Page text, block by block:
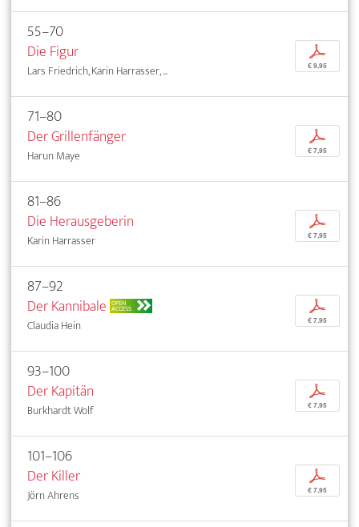
55–70
Die Figur
Lars Friedrich, Karin Harrasser, ...
p
€ 9,95
71–80
Der Grillenfänger
Harun Maye
p
€ 7,95
81–86
Die Herausgeberin
Karin Harrasser
p
€ 7,95
87–92
Der Kannibale OPEN
ACCESS
Claudia Hein
p
€ 7,95
93–100
Der Kapitän
Burkhardt Wolf
p
€ 7,95
101–106
Der Killer
Jörn Ahrens
p
€ 7,95